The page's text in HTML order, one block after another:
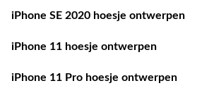
iPhone SE 2020 hoesje ontwerpen
iPhone 11 hoesje ontwerpen
iPhone 11 Pro hoesje ontwerpen